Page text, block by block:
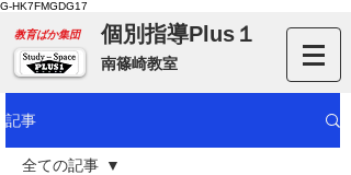
G-HK7FMGDG17
​教育ばか集団 個別指導Plus１
南篠崎教室
記事
全ての記事